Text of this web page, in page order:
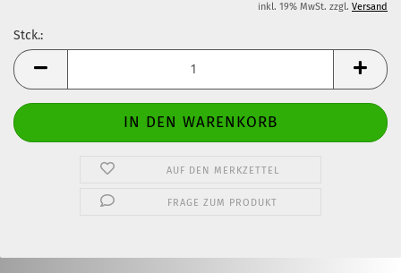
inkl. 19% MwSt. zzgl. Versand
Stck.:
Stck.
AUF DEN MERKZETTEL
FRAGE ZUM PRODUKT